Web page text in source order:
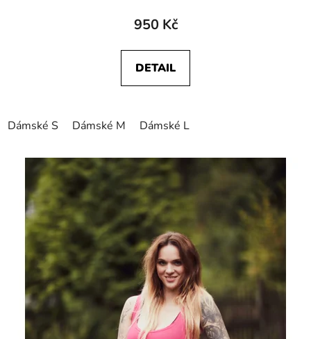
950 Kč
DETAIL
Dámské S Dámské M Dámské L